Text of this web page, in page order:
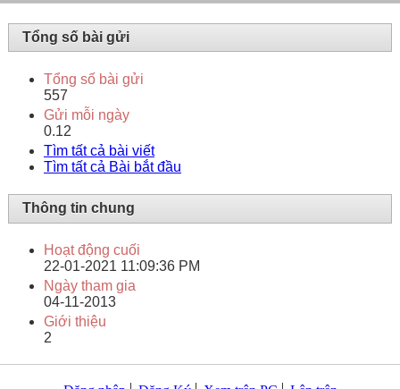
Tổng số bài gửi
Tổng số bài gửi
557
Gửi mỗi ngày
0.12
Tìm tất cả bài viết
Tìm tất cả Bài bắt đầu
Thông tin chung
Hoạt động cuối
22-01-2021 11:09:36 PM
Ngày tham gia
04-11-2013
Giới thiệu
2